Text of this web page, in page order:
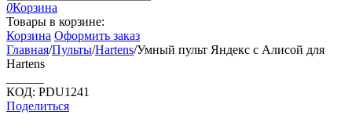
0Корзина
Товары в корзине:
Корзина Оформить заказ
Главная/Пульты/Hartens/Умный пульт Яндекс с Алисой для
Hartens
КОД: PDU1241
Поделиться